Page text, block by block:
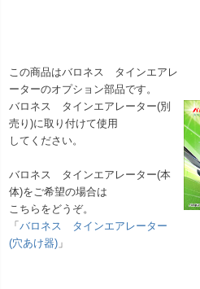
この商品はバロネス タインエアレ
ーターのオプション部品です。
バロネス タインエアレーター(別
売り)に取り付けて使用
してください。
バロネス タインエアレーター(本
体)をご希望の場合は
こちらをどうぞ。
「 バロネス タインエアレーター
(穴あけ器) 」